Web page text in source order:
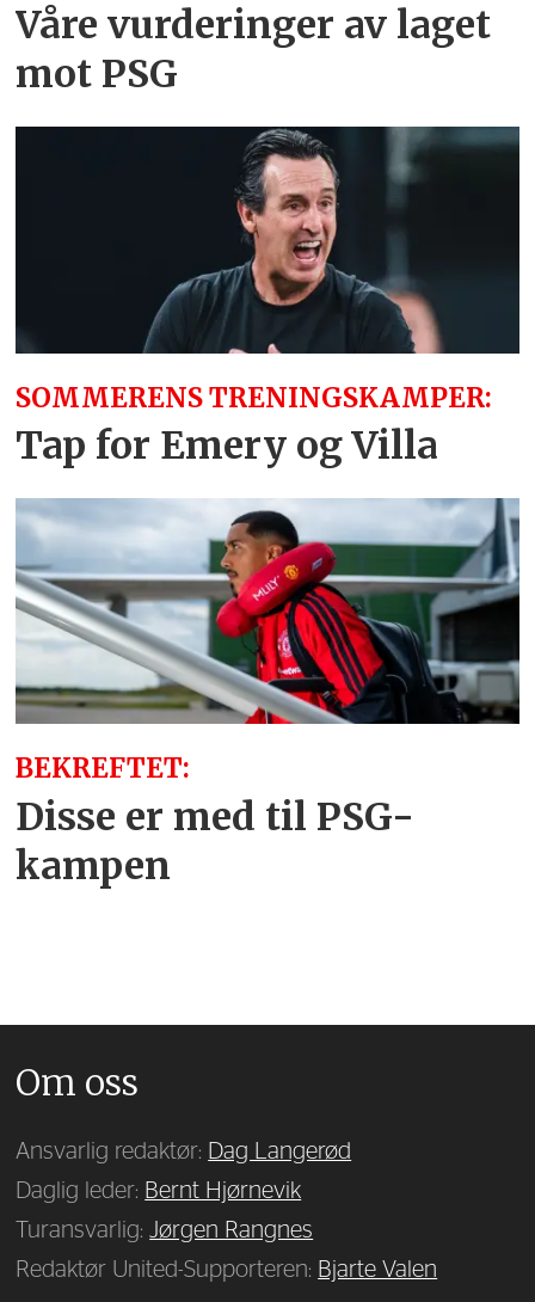
Våre vurderinger av laget
mot PSG
SOMMERENS TRENINGSKAMPER:
Tap for Emery og Villa
BEKREFTET:
Disse er med til PSG-
kampen
Om oss
Ansvarlig redaktør: Dag Langerød
Daglig leder: Bernt Hjørnevik
Turansvarlig:Jørgen Rangnes
Redaktør United-Supporteren: Bjarte Valen